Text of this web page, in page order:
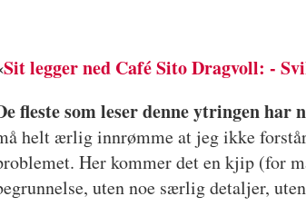
Sit legger ned Café Sito Dragvoll: -
fleste som leser denne ytringen
helt ærlig innrømme at jeg ikke
Her kommer det en kjip (for
uten noe særlig detaljer,